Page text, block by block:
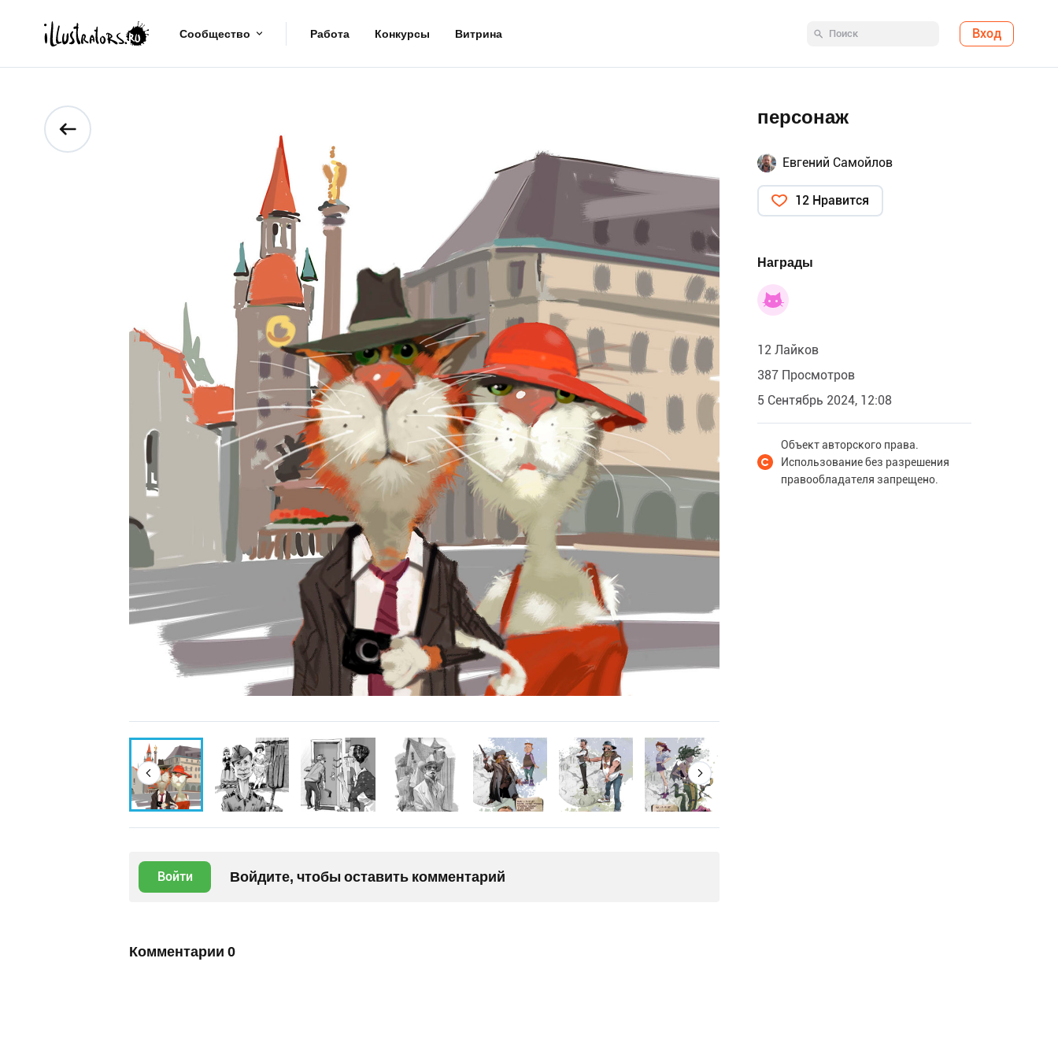
Сообщество Работа Конкурсы Витрина Вход
Войти Войдите, чтобы оставить комментарий
Комментарии 0
персонаж
Евгений Самойлов
12 Нравится
Награды
12 Лайков
387 Просмотров
5 Сентябрь 2024, 12:08
Объект авторского права.
Использование без разрешения
правообладателя запрещено.